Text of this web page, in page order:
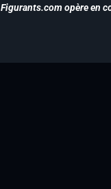
Figurants.com opère en